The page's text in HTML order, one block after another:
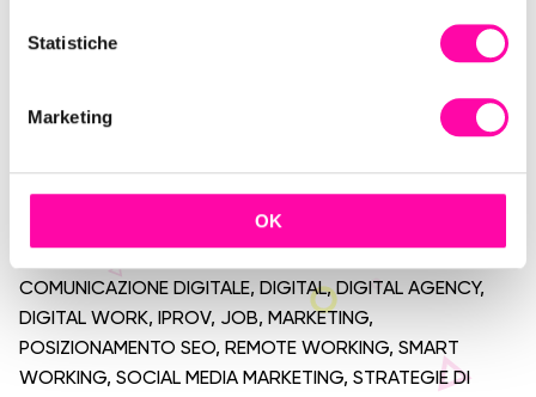
n
Statistiche
Marketing
OK
raggiungere i propri obiettivi con maggiore
efficacia.
COMUNICAZIONE DIGITALE, DIGITAL,DIGITAL AGENCY,
DIGITAL WORK, IPROV, JOB, MARKETING,
POSIZIONAMENTO SEO, REMOTE WORKING, SMART
WORKING, SOCIAL MEDIA MARKETING, STRATEGIE DI